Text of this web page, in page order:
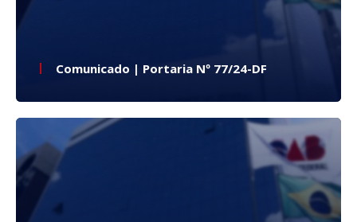
Comunicado | Portaria Nº 77/24-DF